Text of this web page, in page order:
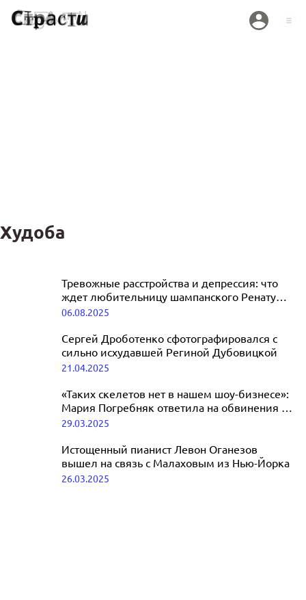
Худоба
Актер Роберт Де Ниро экстремально
похудел и встревожил фанатов
болезненным видом
Тревожные расстройства и депрессия: что
ждет любительницу шампанского Ренату
Литвинову
06.08.2025
Сергей Дроботенко сфотографировался с
сильно исхудавшей Региной Дубовицкой
21.04.2025
«Таких скелетов нет в нашем шоу-бизнесе»:
Мария Погребняк ответила на обвинения в
анорексии
29.03.2025
Истощенный пианист Левон Оганезов
вышел на связь с Малаховым из Нью-Йорка
26.03.2025